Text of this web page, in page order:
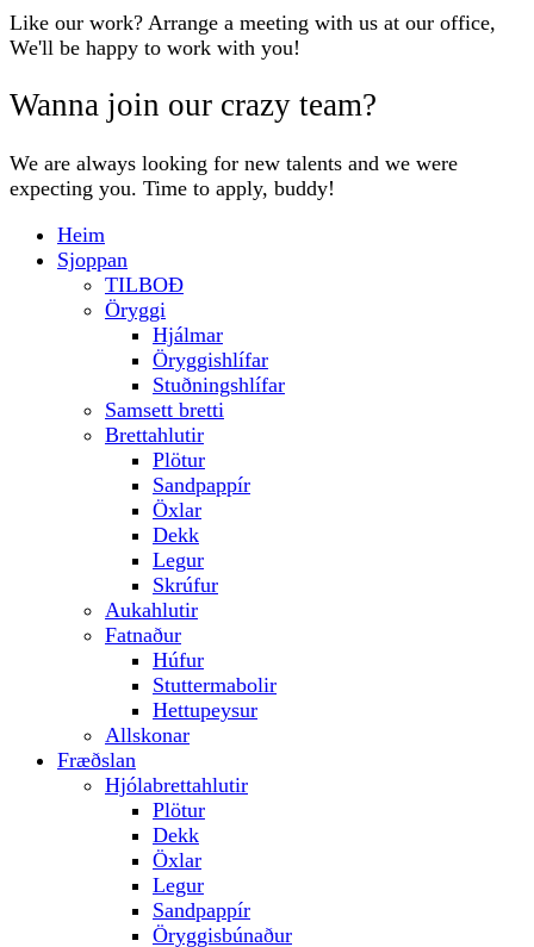
Like our work? Arrange a meeting with us at our office,
We'll be happy to work with you!
Wanna join our crazy team?
We are always looking for new talents and we were
expecting you. Time to apply, buddy!
Heim
Sjoppan
TILBOÐ
Öryggi
Hjálmar
Öryggishlífar
Stuðningshlífar
Samsett bretti
Brettahlutir
Plötur
Sandpappír
Öxlar
Dekk
Legur
Skrúfur
Aukahlutir
Fatnaður
Húfur
Stuttermabolir
Hettupeysur
Allskonar
Fræðslan
Hjólabrettahlutir
Plötur
Dekk
Öxlar
Legur
Sandpappír
Öryggisbúnaður